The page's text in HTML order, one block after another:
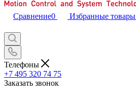
Сравнение0 Избранные товары
Телефоны
+7 495 320 74 75
Заказать звонок